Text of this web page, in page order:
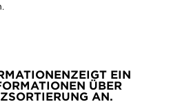
ZEIGT EIN
ÜBER
AN.